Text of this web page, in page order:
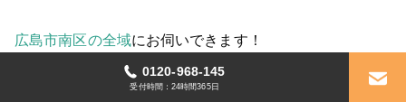
広島市南区の全域にお伺いできます！
0120-968-145
受付時間：24時間365日